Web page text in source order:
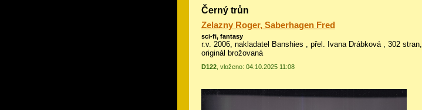
Černý trůn
Zelazny Roger, Saberhagen Fred
sci-fi, fantasy
r.v. 2006, nakladatel Banshies , přel. Ivana Drábková , 302 stran,
originál brožovaná
D122 , vloženo: 04.10.2025 11:08